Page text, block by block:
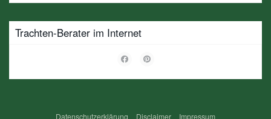
Trachten-Berater im Internet
Datenschutzerklärung Disclaimer Impressum